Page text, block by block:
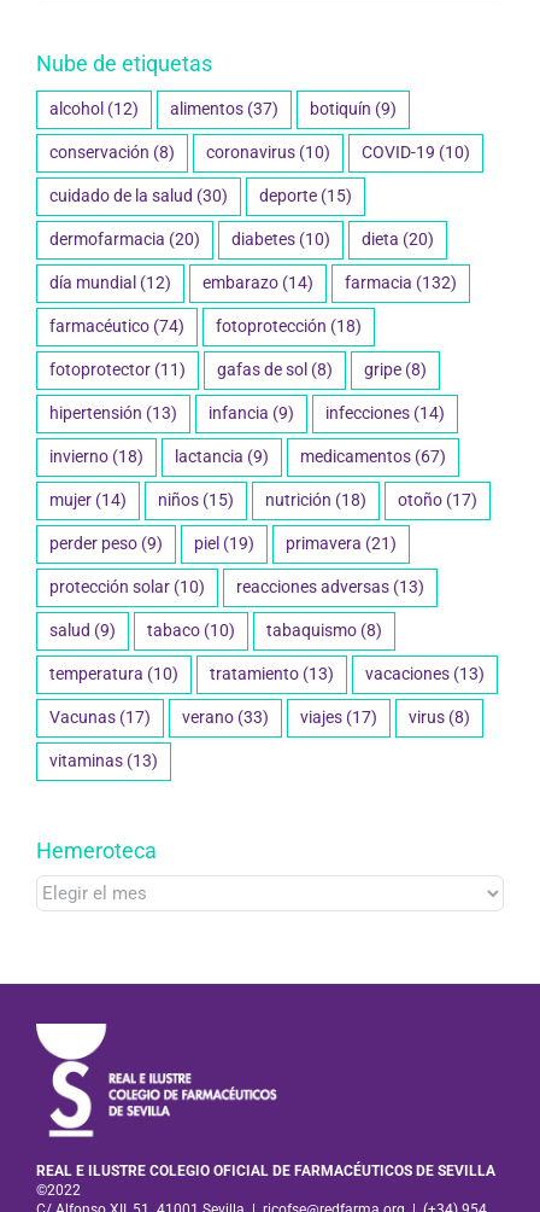
Nube de etiquetas
alcohol (12) alimentos (37) botiquín (9)
conservación (8) coronavirus (10) COVID-19 (10)
cuidado de la salud (30) deporte (15)
dermofarmacia (20) diabetes (10) dieta (20)
día mundial (12) embarazo (14) farmacia (132)
farmacéutico (74) fotoprotección (18)
fotoprotector (11) gafas de sol (8) gripe (8)
hipertensión (13) infancia (9) infecciones (14)
invierno (18) lactancia (9) medicamentos (67)
mujer (14) niños (15) nutrición (18) otoño (17)
perder peso (9) piel (19) primavera (21)
protección solar (10) reacciones adversas (13)
salud (9) tabaco (10) tabaquismo (8)
temperatura (10) tratamiento (13) vacaciones (13)
Vacunas (17) verano (33) viajes (17) virus (8)
vitaminas (13)
Hemeroteca
Hemeroteca
REAL E ILUSTRE COLEGIO OFICIAL DE FARMACÉUTICOS DE SEVILLA
©2022